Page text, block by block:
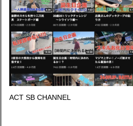
ACT SB CHANNEL